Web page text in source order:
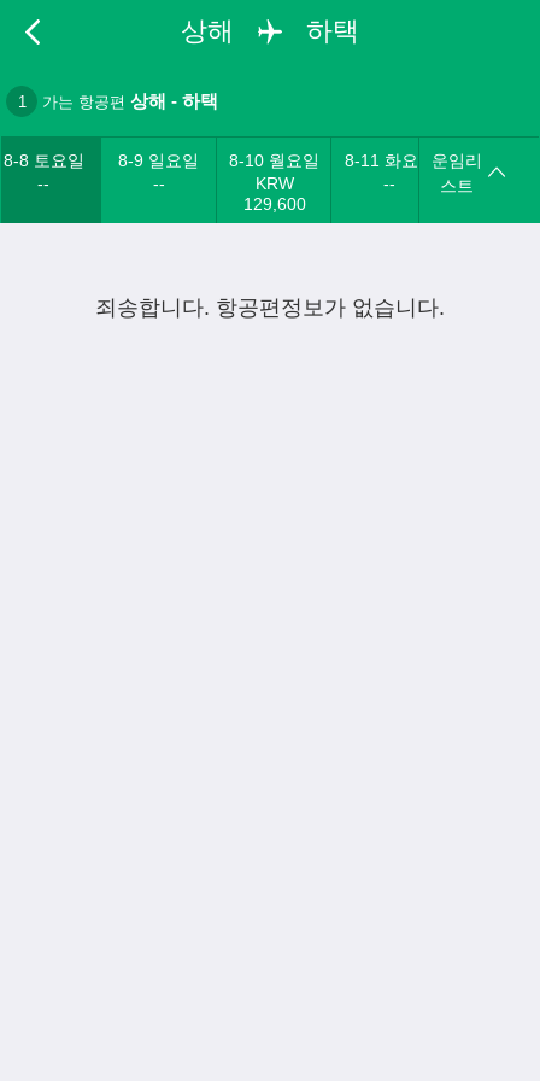
상해 하택
1 가는 항공편 상해 -하택
8-8 토요일
--
8-9 일요일
--
8-10 월요일
KRW
129,600
8-11 화요일
--
운임리
스트
죄송합니다. 항공편정보가 없습니다.